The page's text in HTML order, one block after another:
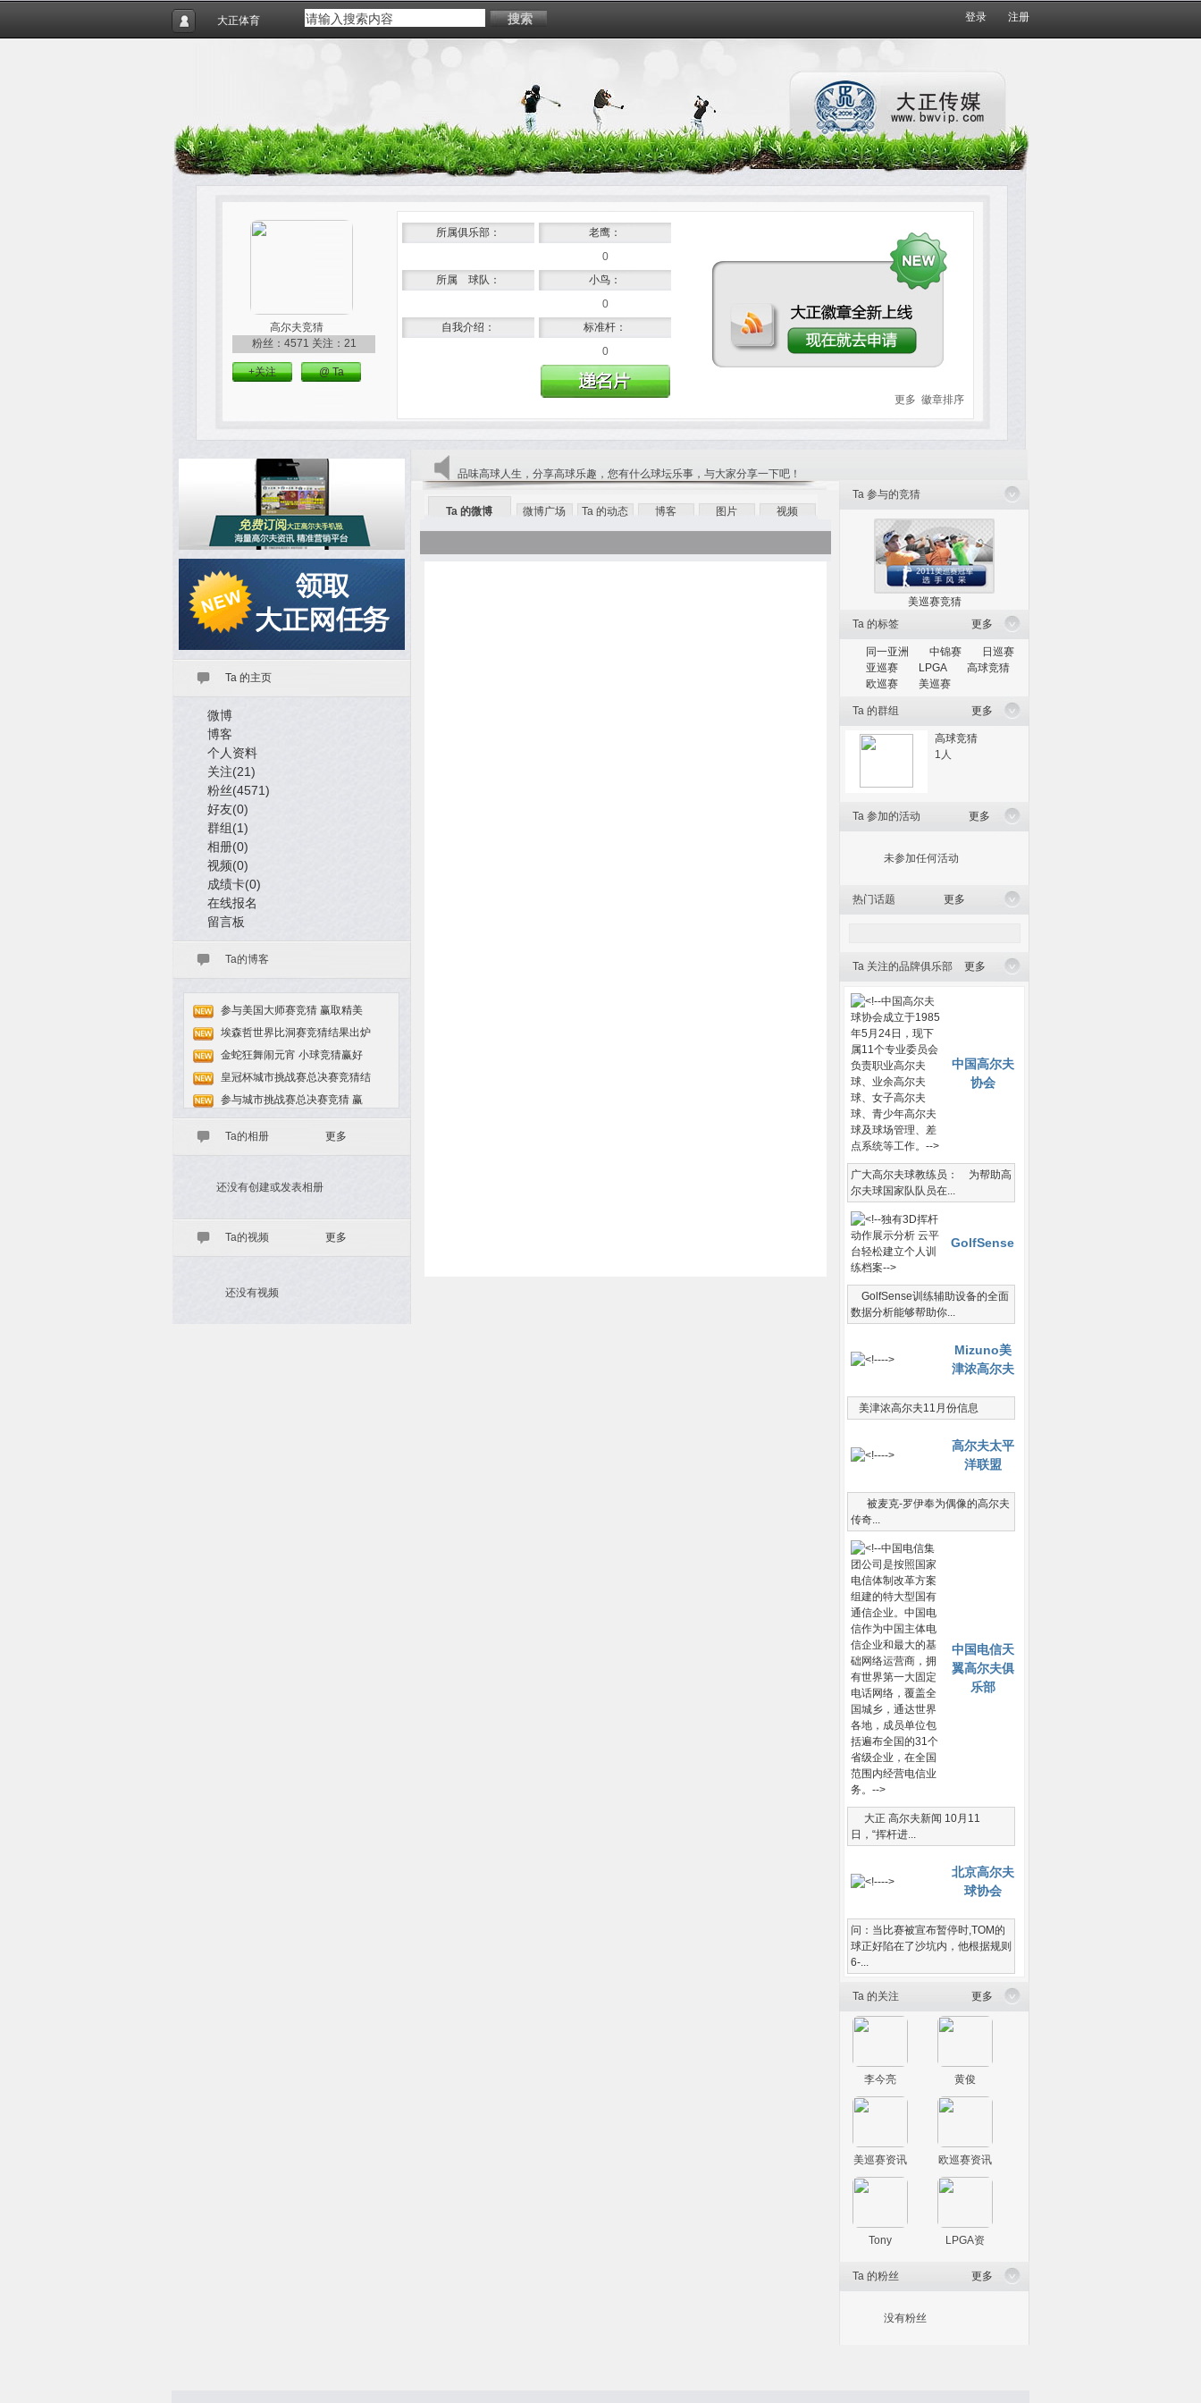
大正体育 搜索 登录 注册
高尔夫竞猜
粉丝：4571 关注：21
+关注 @ Ta
所属俱乐部：
所属 球队：
自我介绍：
老鹰：
0
小鸟：
0
标准杆：
0
更多 徽章排序
Ta 的主页
微博
博客
个人资料
关注(21)
粉丝(4571)
好友(0)
群组(1)
相册(0)
视频(0)
成绩卡(0)
在线报名
留言板
Ta的博客
参与美国大师赛竞猜 赢取精美
埃森哲世界比洞赛竞猜结果出炉
金蛇狂舞闹元宵 小球竞猜赢好
皇冠杯城市挑战赛总决赛竞猜结
参与城市挑战赛总决赛竞猜 赢
Ta的相册 更多
还没有创建或发表相册
Ta的视频 更多
还没有视频
品味高球人生，分享高球乐趣，您有什么球坛乐事，与大家分享一下吧！
Ta 的微博 微博广场 Ta 的动态 博客 图片 视频
Ta 参与的竞猜
美巡赛竞猜
Ta 的标签
更多
同一亚洲 中锦赛
日巡赛
亚巡赛
LPGA
高球竞猜
欧巡赛
美巡赛
Ta 的群组 更多
高球竞猜
1人
Ta 参加的活动 更多
未参加任何活动
热门话题 更多
Ta 关注的品牌俱乐部 更多
中国高尔夫
协会
广大高尔夫球教练员： 为帮助高
尔夫球国家队队员在...
GolfSense
GolfSense训练辅助设备的全面
数据分析能够帮助你...
Mizuno美
津浓高尔夫
美津浓高尔夫11月份信息
高尔夫太平
洋联盟
被麦克-罗伊奉为偶像的高尔夫
传奇...
中国电信天
翼高尔夫俱
乐部
大正 高尔夫新闻 10月11
日，“挥杆进...
北京高尔夫
球协会
问：当比赛被宣布暂停时,TOM的
球正好陷在了沙坑内，他根据规则
6-...
Ta 的关注 更多
李今亮 黄俊
美巡赛资讯 欧巡赛资讯
Tony LPGA资
Ta 的粉丝 更多
没有粉丝